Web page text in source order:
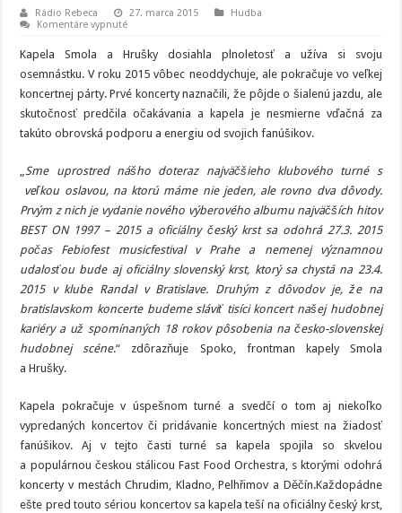
Rádio Rebeca 27. marca 2015
Hudba
Komentáre vypnuténa
Nekonečný
prinesie
šialenú
na
krst
nového
albumu
a
Hrušky
Kapela Smola a Hrušky dosiahla plnoletosť a užíva si svoju
osemnástku. V roku 2015 vôbec neoddychuje, ale pokračuje vo veľkej
koncertnej párty. Prvé koncerty naznačili, že pôjde o šialenú jazdu, ale
skutočnosť predčila očakávania a kapela je nesmierne vďačná za
takúto obrovská podporu a energiu od svojich fanúšikov.
„Sme uprostred nášho doteraz najväčšieho klubového turné s
veľkou oslavou, na ktorú máme nie jeden, ale rovno dva dôvody.
Prvým z nich je vydanie nového výberového albumu najväčších hitov
BEST ON 1997 – 2015 a oficiálny český krst sa odohrá 27.3. 2015
počas Febiofest musicfestival v Prahe a nemenej významnou
udalosťou bude aj oficiálny slovenský krst, ktorý sa chystá na 23.4.
2015 v klube Randal v Bratislave. Druhým z dôvodov je, že na
bratislavskom koncerte budeme sláviť tisíci koncert našej hudobnej
kariéry a už spomínaných 18 rokov pôsobenia na česko-slovenskej
hudobnej scéne.“ zdôrazňuje Spoko, frontman kapely Smola
a Hrušky.
Kapela pokračuje v úspešnom turné a svedčí o tom aj niekoľko
vypredaných koncertov či pridávanie koncertných miest na žiadosť
fanúšikov. Aj v tejto časti turné sa kapela spojila so skvelou
a populárnou českou stálicou Fast Food Orchestra, s ktorými odohrá
koncerty v mestách Chrudim, Kladno, Pelhřimov a Děčín.Každopádne
ešte pred touto sériou koncertov sa kapela teší na oficiálny český krst,